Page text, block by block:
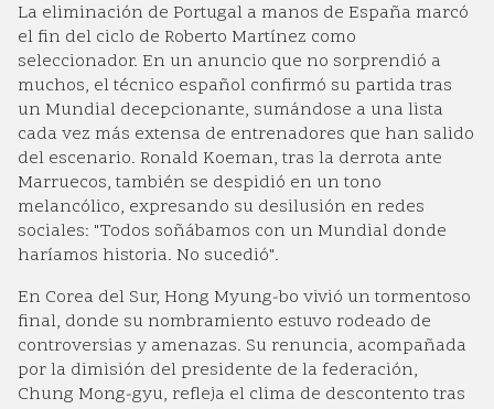
La eliminación de Portugal a manos de España marcó
el fin del ciclo de Roberto Martínez como
seleccionador. En un anuncio que no sorprendió a
muchos, el técnico español confirmó su partida tras
un Mundial decepcionante, sumándose a una lista
cada vez más extensa de entrenadores que han salido
del escenario. Ronald Koeman, tras la derrota ante
Marruecos, también se despidió en un tono
melancólico, expresando su desilusión en redes
sociales: "Todos soñábamos con un Mundial donde
haríamos historia. No sucedió".
En Corea del Sur, Hong Myung-bo vivió un tormentoso
final, donde su nombramiento estuvo rodeado de
controversias y amenazas. Su renuncia, acompañada
por la dimisión del presidente de la federación,
Chung Mong-gyu, refleja el clima de descontento tras